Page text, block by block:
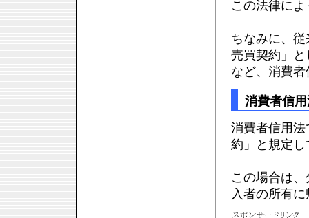
この法律に
ちなみに、
売買契約」
など、消費
消費者信
消費者信用
約」と規定し
この場合は
入者の所有